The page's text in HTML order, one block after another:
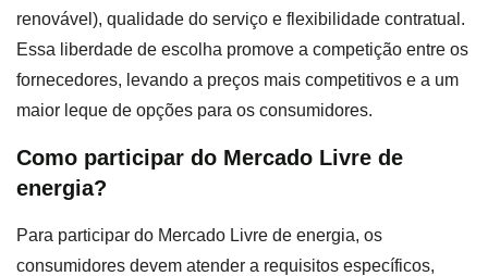
renovável), qualidade do serviço e flexibilidade contratual.
Essa liberdade de escolha promove a competição entre os
fornecedores, levando a preços mais competitivos e a um
maior leque de opções para os consumidores.
Como participar do Mercado Livre de
energia?
Para participar do Mercado Livre de energia, os
consumidores devem atender a requisitos específicos,